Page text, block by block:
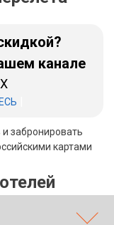
канале
забронировать
картами